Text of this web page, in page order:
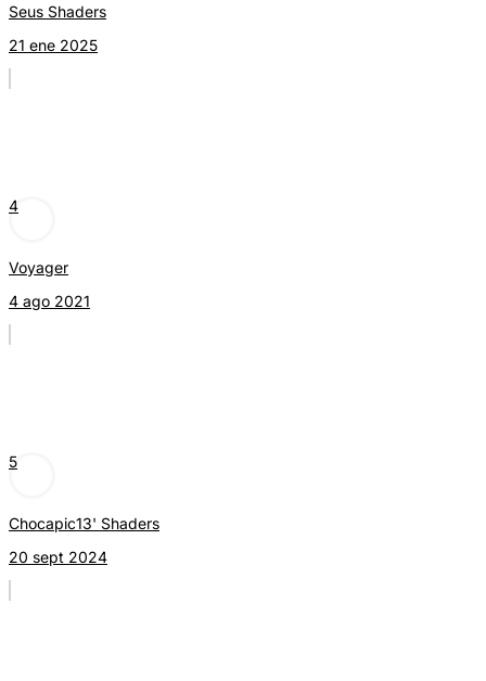
Seus Shaders
21 ene 2025
4
Voyager
4 ago 2021
5
Chocapic13' Shaders
20 sept 2024